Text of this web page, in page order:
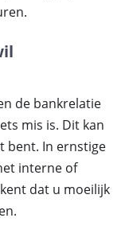
de bankrelatie
mis is. Dit kan
bent. In ernstige
interne of
dat u moeilijk